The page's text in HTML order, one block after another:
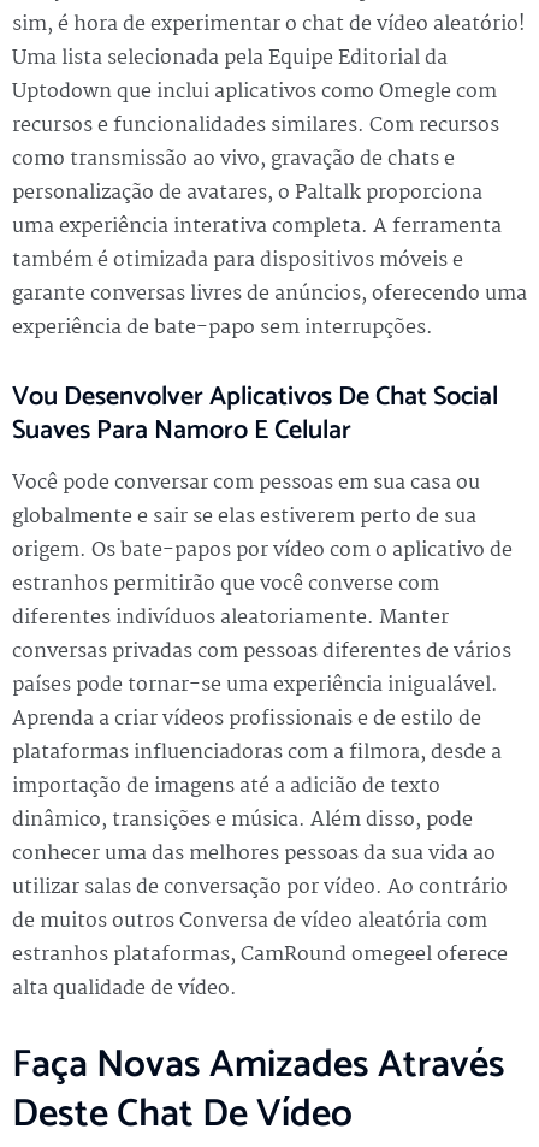
sim, é hora de experimentar o chat de vídeo aleatório!
Uma lista selecionada pela Equipe Editorial da
Uptodown que inclui aplicativos como Omegle com
recursos e funcionalidades similares. Com recursos
como transmissão ao vivo, gravação de chats e
personalização de avatares, o Paltalk proporciona
uma experiência interativa completa. A ferramenta
também é otimizada para dispositivos móveis e
garante conversas livres de anúncios, oferecendo uma
experiência de bate-papo sem interrupções.
Vou Desenvolver Aplicativos De Chat Social
Suaves Para Namoro E Celular
Você pode conversar com pessoas em sua casa ou
globalmente e sair se elas estiverem perto de sua
origem. Os bate-papos por vídeo com o aplicativo de
estranhos permitirão que você converse com
diferentes indivíduos aleatoriamente. Manter
conversas privadas com pessoas diferentes de vários
países pode tornar-se uma experiência inigualável.
Aprenda a criar vídeos profissionais e de estilo de
plataformas influenciadoras com a filmora, desde a
importação de imagens até a adicião de texto
dinâmico, transições e música. Além disso, pode
conhecer uma das melhores pessoas da sua vida ao
utilizar salas de conversação por vídeo. Ao contrário
de muitos outros Conversa de vídeo aleatória com
estranhos plataformas, CamRound omegeel oferece
alta qualidade de vídeo.
Faça Novas Amizades Através
Deste Chat De Vídeo